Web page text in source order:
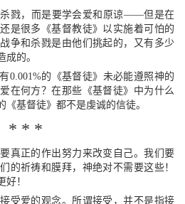
戮，而是要学会爱和原谅——但是在
是很多《基督教徒》以实施着可怕的
争和杀戮是由他们挑起的，又有多少
成的。
的《基督徒》未必能遵照神的
在何方？在那些《基督徒》中为什么
基督徒》都不是虔诚的信徒。
* * *
真正的作出努力来改变自己。我们要
的祈祷和膜拜，神绝对不需要这些！
！
受爱的观念。所谓接受，并不是指接